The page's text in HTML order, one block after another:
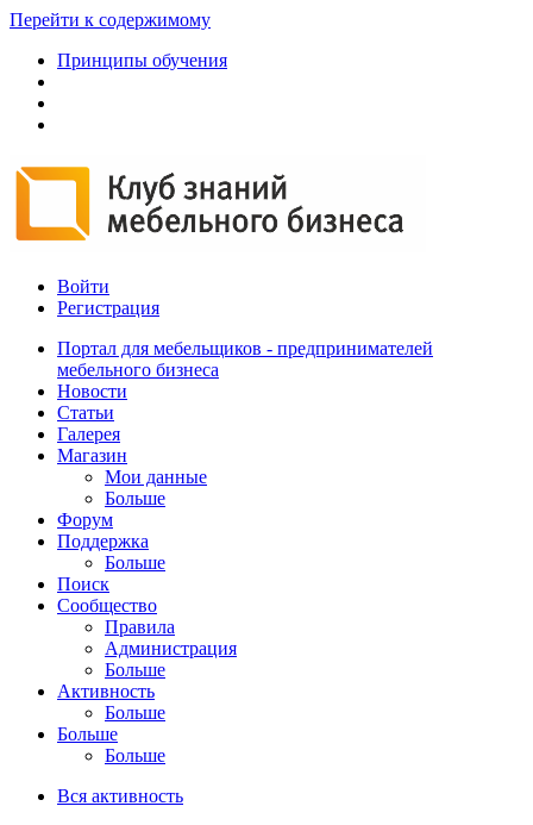
Перейти к содержимому
Принципы обучения
Войти
Регистрация
Портал для мебельщиков - предпринимателей
мебельного бизнеса
Новости
Статьи
Галерея
Магазин
Мои данные
Больше
Форум
Поддержка
Больше
Поиск
Сообщество
Правила
Администрация
Больше
Активность
Больше
Больше
Больше
Вся активность